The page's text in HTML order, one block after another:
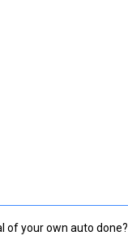
of your own auto done?